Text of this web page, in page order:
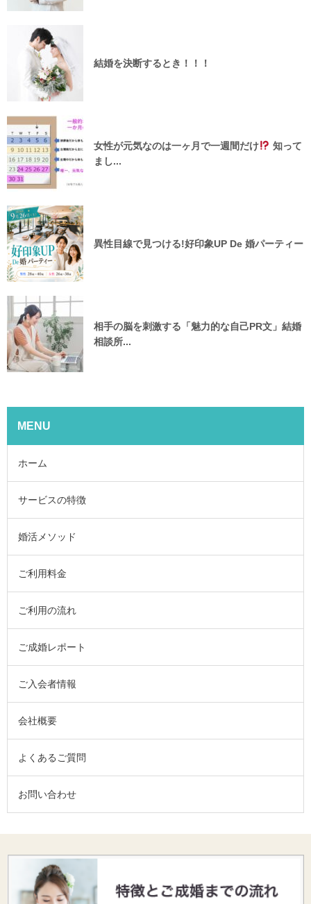
結婚を決断するとき！！！
女性が元気なのは一ヶ月で一週間だけ
知って
まし...
異性目線で見つける!好印象UP De 婚パーティー
相手の脳を刺激する「魅力的な自己PR文」結婚
相談所...
MENU
ホーム
サービスの特徴
婚活メソッド
ご利用料金
ご利用の流れ
ご成婚レポート
ご入会者情報
会社概要
よくあるご質問
お問い合わせ